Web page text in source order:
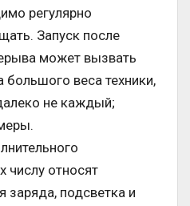
регулярно
Запуск после
может вызвать
веса техники,
не каждый;
числу относят
заряда, подсветка и